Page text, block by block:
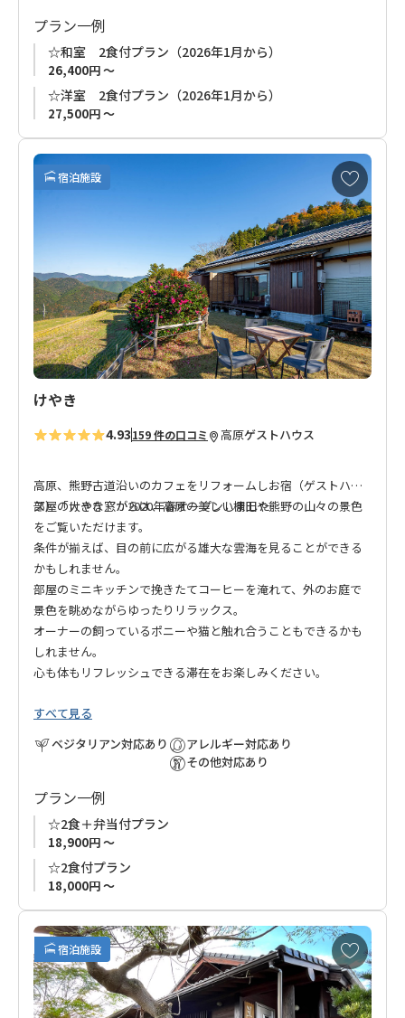
プラン一例
☆和室 2食付プラン（2026年1月から）
26,400円 ～
☆洋室 2食付プラン（2026年1月から）
27,500円 ～
宿泊施設
お
気
に
入
り
に
追
加
けやき
4.93159 件の口コミ 高原ゲストハウス
高原、熊野古道沿いのカフェをリフォームしお宿（ゲストハウ
ス）「けやき」が2020年春オープンしました。
部屋の大きな窓からは、高原の美しい棚田や熊野の山々の景色
をご覧いただけます。
条件が揃えば、目の前に広がる雄大な雲海を見ることができる
かもしれません。
部屋のミニキッチンで挽きたてコーヒーを淹れて、外のお庭で
景色を眺めながらゆったりリラックス。
オーナーの飼っているポニーや猫と触れ合うこともできるかも
しれません。
心も体もリフレッシュできる滞在をお楽しみください。
すべて見る
ベジタリアン対応あり
アレルギー対応あり
その他対応あり
プラン一例
☆2食＋弁当付プラン
18,900円 ～
☆2食付プラン
18,000円 ～
宿泊施設
お
気
に
入